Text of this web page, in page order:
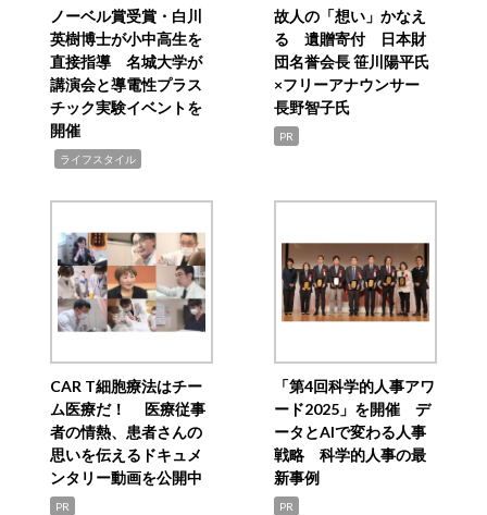
ノーベル賞受賞・白川
英樹博士が小中高生を
直接指導 名城大学が
講演会と導電性プラス
チック実験イベントを
開催
ライフスタイル
故人の「想い」かなえ
る 遺贈寄付 日本財
団名誉会長 笹川陽平氏
×フリーアナウンサー
長野智子氏
PR
CAR T細胞療法はチー
ム医療だ！ 医療従事
者の情熱、患者さんの
思いを伝えるドキュメ
ンタリー動画を公開中
PR
「第4回科学的人事アワ
ード2025」を開催 デ
ータとAIで変わる人事
戦略 科学的人事の最
新事例
PR